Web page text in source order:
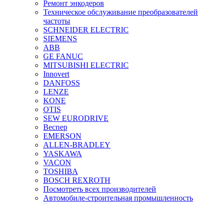
Ремонт энкодеров
Техническое обслуживание преобразователей
частоты
SCHNEIDER ELECTRIC
SIEMENS
ABB
GE FANUC
MITSUBISHI ELECTRIC
Innovert
DANFOSS
LENZE
KONE
OTIS
SEW EURODRIVE
Веспер
EMERSON
ALLEN-BRADLEY
YASKAWA
VACON
TOSHIBA
BOSCH REXROTH
Посмотреть всех производителей
Автомобиле-строительная промышленность